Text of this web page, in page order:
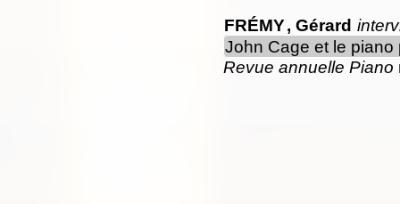
FRÉMY, Gérard
John Cage et le piano
Revue annuelle Piano